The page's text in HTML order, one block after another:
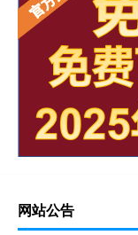
网站公告